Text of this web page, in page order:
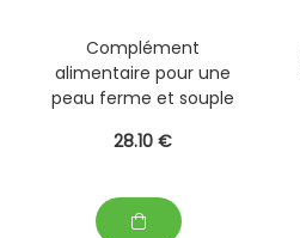
Complément
alimentaire pour une
peau ferme et souple
Collagène hydrolysé
assimilable +
Antioxydants
28.10 €